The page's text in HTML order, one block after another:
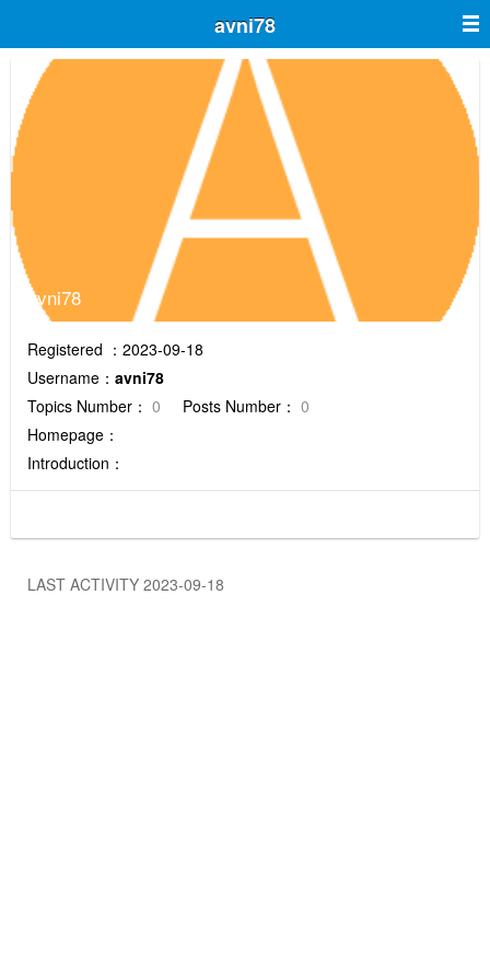
avni78
avni78
Registered ：2023-09-18
Username： avni78
Topics Number： 0 Posts Number： 0
Homepage：
Introduction：
LAST ACTIVITY 2023-09-18